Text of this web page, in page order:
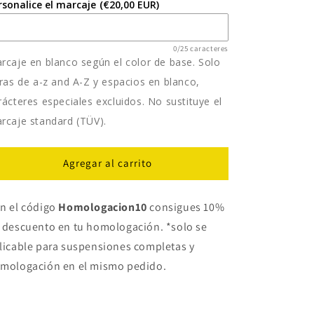
el marcaje (€20,00 EUR)
0/25 caracteres
en blanco según el color de base. Solo
de a-z and A-Z y espacios en blanco,
especiales excluidos. No sustituye el
standard (TÜV).
Agregar al carrito
el código Homologacion10consigues 10%
descuento en tu homologación. *solo se
para suspensiones completas y
en el mismo pedido.